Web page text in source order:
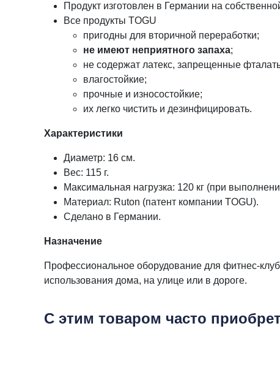
Продукт изготовлен в Германии на
Все продукты TOGU
пригодны для вторичной переработки;
не имеют неприятного запаха;
не содержат латекс, запрещенные
влагостойкие;
прочные и износостойкие;
их легко чистить и дезинфицировать.
Характеристики
Диаметр: 16 см.
Вес: 115 г.
Максимальная нагрузка: 120 кг (при
Материал: Ruton (патент компании TOGU).
Сделано в Германии.
Назначение
Профессиональное оборудование для фитнес-
использования дома, на улице или в дороге.
С этим товаром часто